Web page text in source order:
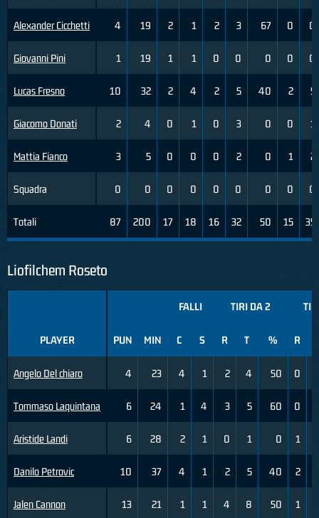
Alexander Cicchetti
Giovanni Pini
Lucas Fresno
Giacomo Donati
Mattia Fianco
Squadra
Totali
4 19 2 1 2 3 67 0 0
1 19 1 1 0 0 0 0 0
10 32 2 4 2 5 40 2 5
2 4 0 1 0 3 0 0 1
3 5 0 0 0 2 0 1 2
0 0 0 0 0 0 0 0 0
87 200 17 18 16 32 50 15 35
Liofilchem Roseto
PLAYER
Angelo Del chiaro
Tommaso Laquintana
Aristide Landi
Danilo Petrovic
Jalen Cannon
FALLI TIRI DA 2
PUN MIN C S R T % R
4 23 4 1 2 4 50 0
6 24 1 4 3 5 60 0
6 28 2 1 0 1 0 1
10 37 4 1 2 5 40 2
13 21 1 1 4 8 50 1